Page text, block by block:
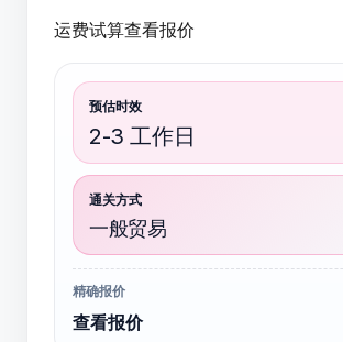
运费试算查看报价
预估时效
2-3 工作日
通关方式
一般贸易
精确报价
查看报价